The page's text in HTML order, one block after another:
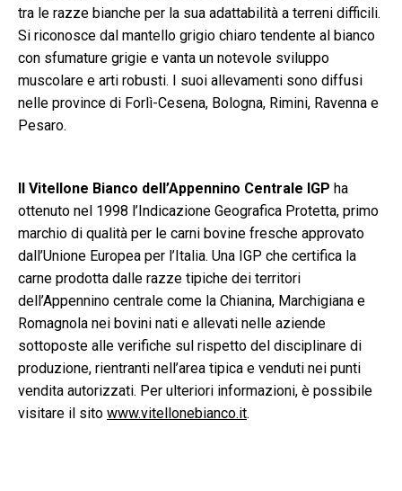
tra le razze bianche per la sua adattabilità a terreni difficili.
Si riconosce dal mantello grigio chiaro tendente al bianco
con sfumature grigie e vanta un notevole sviluppo
muscolare e arti robusti. I suoi allevamenti sono diffusi
nelle province di Forlì-Cesena, Bologna, Rimini, Ravenna e
Pesaro.
Il Vitellone Bianco dell’Appennino Centrale IGP ha
ottenuto nel 1998 l’Indicazione Geografica Protetta, primo
marchio di qualità per le carni bovine fresche approvato
dall’Unione Europea per l’Italia. Una IGP che certifica la
carne prodotta dalle razze tipiche dei territori
dell’Appennino centrale come la Chianina, Marchigiana e
Romagnola nei bovini nati e allevati nelle aziende
sottoposte alle verifiche sul rispetto del disciplinare di
produzione, rientranti nell’area tipica e venduti nei punti
vendita autorizzati. Per ulteriori informazioni, è possibile
visitare il sito www.vitellonebianco.it.